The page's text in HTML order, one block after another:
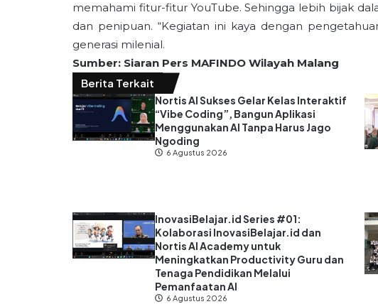
memahami fitur-fitur YouTube. Sehingga lebih bijak
dan penipuan. “Kegiatan ini kaya dengan
generasi milenial.
Sumber: Siaran Pers MAFINDO Wilayah Malang
Berita Terkait
Nortis AI Sukses Gelar Kelas Interaktif
“Vibe Coding”, Bangun Aplikasi
Menggunakan AI Tanpa Harus Jago
Ngoding
6 Agustus 2026
InovasiBelajar.id Series #01:
Kolaborasi InovasiBelajar.id dan
Nortis AI Academy untuk
Meningkatkan Productivity Guru dan
Tenaga Pendidikan Melalui
Pemanfaatan AI
6 Agustus 2026